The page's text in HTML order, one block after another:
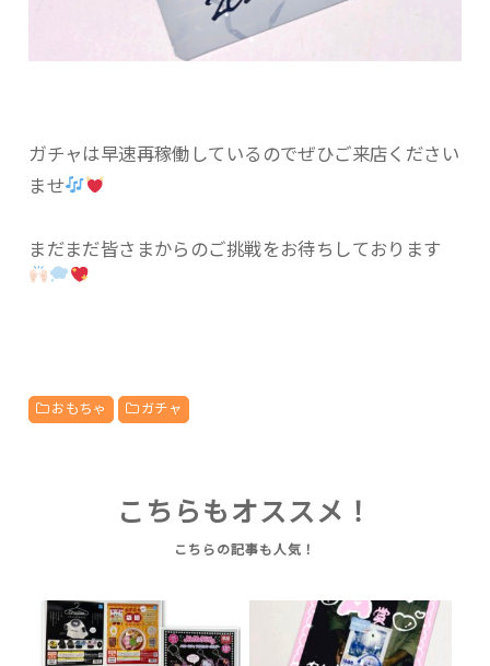
ガチャは早速再稼働しているのでぜひご来店ください
ませ
まだまだ皆さまからのご挑戦をお待ちしております
おもちゃ ガチャ
こちらもオススメ！